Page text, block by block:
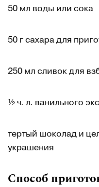
50 мл воды или сока
50 г сахара для
250 мл сливок для
½ ч. л. ванильного
тертый шоколад и
украшения
Способ